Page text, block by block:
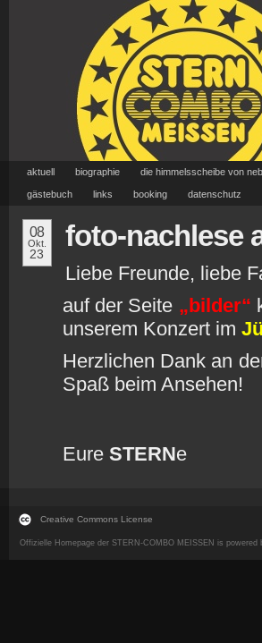
aktuell biographie die himmelsscheibe von
gästebuch links booking datenschutz
08
Okt.
23
foto-nachlese
Liebe Freunde, liebe
auf der Seite „bilder“
unserem Konzert im
Herzlichen Dank an
Spaß beim Ansehen!
Eure STERNe
Creative Commons License
Offizielle Homepage der STERN-COMBO MEISSEN is powered